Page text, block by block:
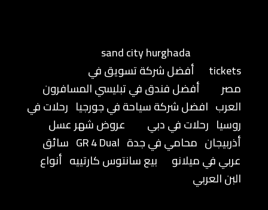
sand city hurghada
tickets
أفضل شركة تسويق في
مصر
أفضل فندق في تبليسي المسافرون
العرب افضل شركة سياحة في جورجيا رحلات في
روسيا رحلات في دبي
عروض شهر عسل
أذربيجان محامي في جدة GR 4 Dual سائق
عربي في ميلانو
بيع سانتوس كارتييه أنواع
البن العربي